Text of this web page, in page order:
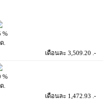
%
.
เดือนละ 3,509.20 .-
%
.
เดือนละ 1,472.93 .-